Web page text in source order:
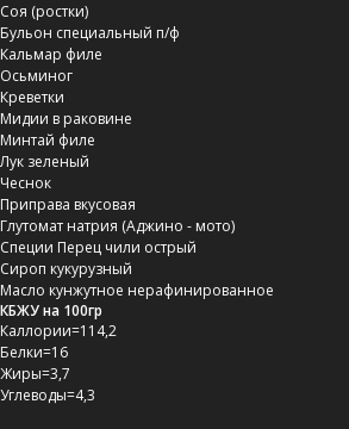
Соя (ростки)
Бульон специальный п/ф
Кальмар филе
Осьминог
Креветки
Мидии в раковине
Минтай филе
Лук зеленый
Чеснок
Приправа вкусовая
Глутомат натрия (Аджино - мото)
Специи Перец чили острый
Сироп кукурузный
Масло кунжутное нерафинированное
КБЖУ на 100гр
Каллории=114,2
Белки=16
Жиры=3,7
Углеводы=4,3